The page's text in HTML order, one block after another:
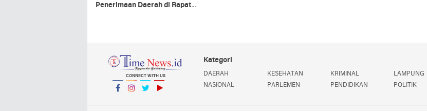
Penerimaan Daerah di Rapat
CONNECT WITH US
Kategori
DAERAH KESEHATAN KRIMINAL
LAMPUNG
NASIONAL
PARLEMEN PENDIDIKAN POLITIK